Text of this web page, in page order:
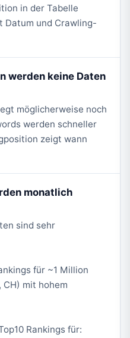
in der Tabelle
Datum und Crawling-
werden keine Daten
möglicherweise noch
werden schneller
zeigt wann
monatlich
sind sehr
für ~1 Million
CH) mit hohem
Rankings für: